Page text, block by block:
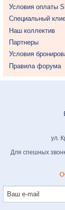
Условия оплаты
Специальный
Наш коллектив
Партнеры
Условия
Правила форума
ул.
Для спешных